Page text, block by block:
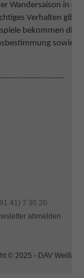
Wandersaison in
Verhalten gibt
bekommen die
sowie
41) 7 30 20
abmelden
© 2025 - DAV